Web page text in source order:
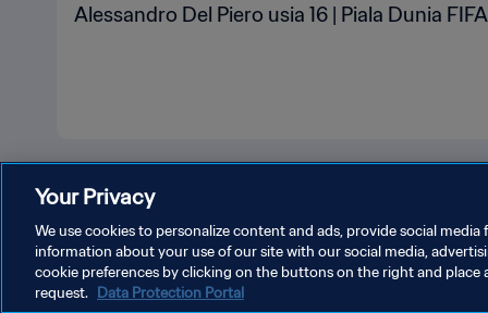
Alessandro Del Piero usia 16 | Piala Dunia FIFA
KEBIJAKAN PRIVASI SYARAT DAN KETENTUAN
Your Privacy
We use cookies to personalize content and ads, provide social
information about your use of our site with our social media,
cookie preferences by clicking on the buttons on the right and place
request. Data Protection Portal